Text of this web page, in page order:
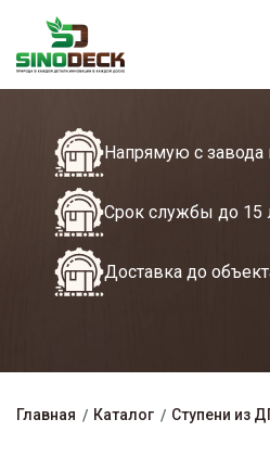
Напрямую с завода
Срок службы до 15
Доставка до
Главная Каталог Ступени из